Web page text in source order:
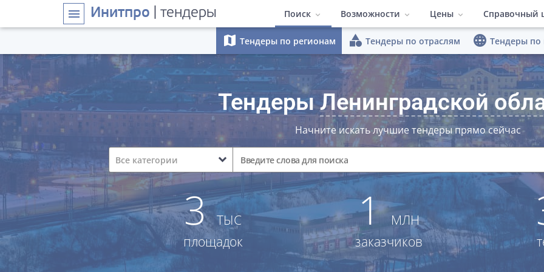
menu Инитпро | тендеры Поиск
Тендеры по регионам Тендеры по отраслям
Тендеры по площадкам
Возможности
Быстрый поиск
Конкуренты Заказчики
Работа в команде Гибкий
Аналитика
Цены
ПО Система поиска
Тарифы
Справочный
Полезные
map Тендеры по регионам category Тендеры по отраслям language Тендеры
ТендерыЛенинградской
Начните искать лучшие тендеры прямо сейчас
Все категории expand_more
3ТЫС
площадок
1МЛН
заказчиков